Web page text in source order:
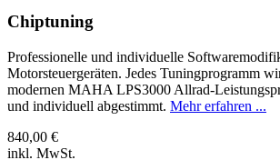
Chiptuning
Professionelle und individuelle
Motorsteuergeräten. Jedes Tuningprogramm
modernen MAHA LPS3000 Allrad-
und individuell abgestimmt. Mehr erfahren ...
840,00 €
inkl. MwSt.